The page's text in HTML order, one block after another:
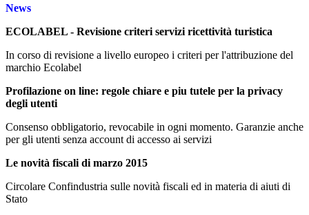
News
ECOLABEL - Revisione criteri servizi ricettività turistica
In corso di revisione a livello europeo i criteri per l'attribuzione del
marchio Ecolabel
Profilazione on line: regole chiare e piu tutele per la privacy
degli utenti
Consenso obbligatorio, revocabile in ogni momento. Garanzie anche
per gli utenti senza account di accesso ai servizi
Le novità fiscali di marzo 2015
Circolare Confindustria sulle novità fiscali ed in materia di aiuti di
Stato